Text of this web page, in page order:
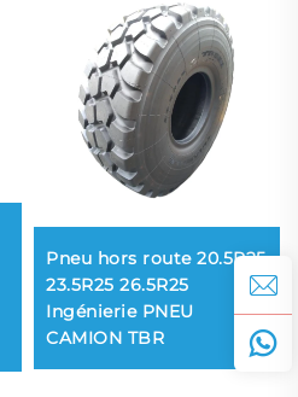
Pneu hors route 20.5R25
23.5R25 26.5R25
Ingénierie PNEU
CAMION TBR